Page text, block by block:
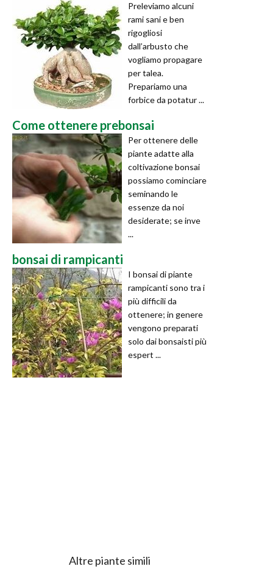
Preleviamo alcuni
rami sani e ben
rigogliosi
dall’arbusto che
vogliamo propagare
per talea.
Prepariamo una
forbice da potatur ...
Come ottenere prebonsai
Per ottenere delle
piante adatte alla
coltivazione bonsai
possiamo cominciare
seminando le
essenze da noi
desiderate; se inve
...
bonsai di rampicanti
I bonsai di piante
rampicanti sono tra i
più difficili da
ottenere; in genere
vengono preparati
solo dai bonsaisti più
espert ...
Altre piante simili